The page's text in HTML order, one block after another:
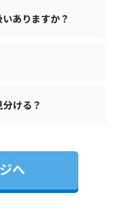
ありますか？
ける？
へ